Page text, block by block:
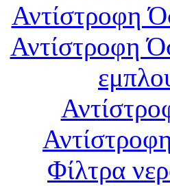
Αντίστροφη
Αντίστροφη
Φίλτρα